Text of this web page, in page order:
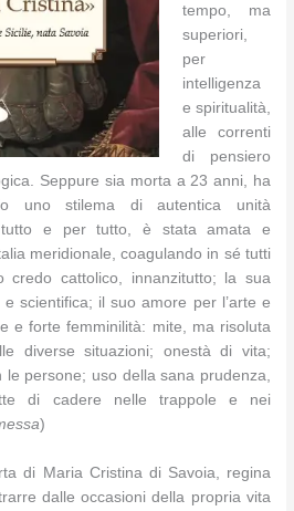
tempo, ma
superiori,
per
intelligenza
e spiritualità,
alle correnti
di pensiero
Seppure sia morta a 23 anni, ha
uno stilema di autentica unità
tutto e per tutto, è stata amata e
meridionale, coagulando in sé tutti
credo cattolico, innanzitutto; la sua
scientifica; il suo amore per l’arte e
e forte femminilità: mite, ma risoluta
diverse situazioni; onestà di vita;
persone; uso della sana prudenza,
di cadere nelle trappole e nei
)
di Maria Cristina di Savoia, regina
dalle occasioni della propria vita